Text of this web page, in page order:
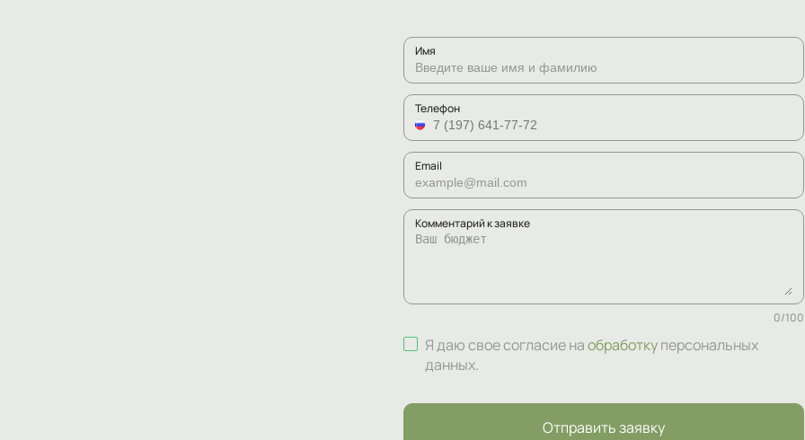
Имя
Телефон
Email
Комментарий к заявке
0/100
Я даю свое согласие наобработкуперсональных
данных.
Отправить заявку